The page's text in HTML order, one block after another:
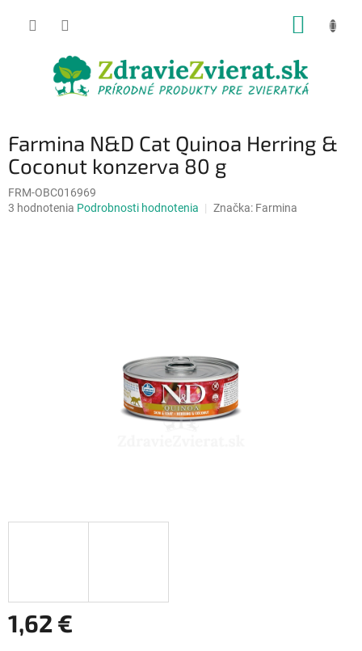
Farmina N&D Cat Quinoa Herring &
Coconut konzerva 80 g
FRM-OBC016969
Priemerné
3 hodnotenia Podrobnosti hodnotenia Značka: Farmina
1,62 €